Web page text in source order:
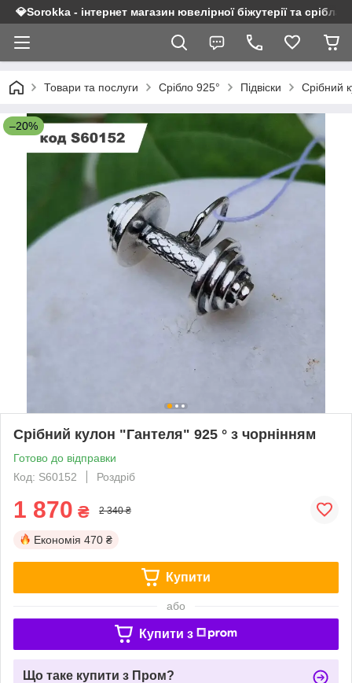
💎Sorokka - інтернет магазин ювелірної біжутерії та срібла
Товари та послуги Срібло 925° Підвіски Срібний
–20%
Срібний кулон "Гантеля" 925 ° з чорнінням
Готово до відправки
Код: S60152
Роздріб
1 870 ₴ 2 340 ₴
Економія 470 ₴
Купити
або
Купити з
Що таке купити з Пром?